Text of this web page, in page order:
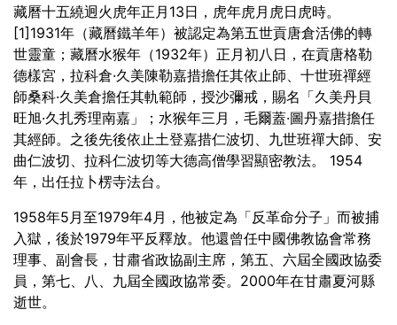
藏曆十五繞迥火虎年正月13日，虎年虎月虎日虎時。
[1]1931年（藏曆鐵羊年）被認定為第五世貢唐倉活佛的轉
世靈童；藏曆水猴年（1932年）正月初八日，在貢唐格勒
德樣宮，拉科倉·久美陳勒嘉措擔任其依止師、十世班禪經
師桑科·久美倉擔任其軌範師，授沙彌戒，賜名「久美丹貝
旺旭·久扎秀理南嘉」；水猴年三月，毛爾蓋·圖丹嘉措擔任
其經師。之後先後依止土登嘉措仁波切、九世班禪大師、安
曲仁波切、拉科仁波切等大德高僧學習顯密教法。 1954
年，出任拉卜楞寺法台。
1958年5月至1979年4月，他被定為「反革命分子」而被捕
入獄，後於1979年平反釋放。他還曾任中國佛教協會常務
理事、副會長，甘肅省政協副主席，第五、六屆全國政協委
員，第七、八、九屆全國政協常委。2000年在甘肅夏河縣
逝世。